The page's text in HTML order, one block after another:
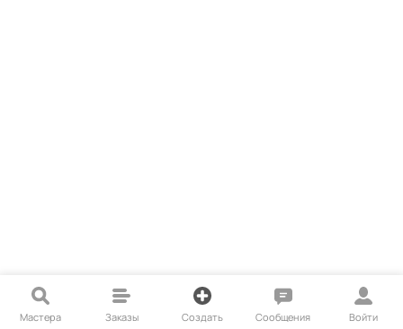
Мастера Заказы Создать Сообщения Войти